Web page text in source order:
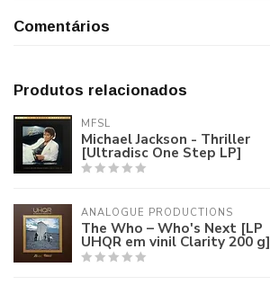
Comentários
Produtos relacionados
MFSL
Michael Jackson - Thriller
[Ultradisc One Step LP]
ANALOGUE PRODUCTIONS
The Who – Who's Next [LP
UHQR em vinil Clarity 200 g]